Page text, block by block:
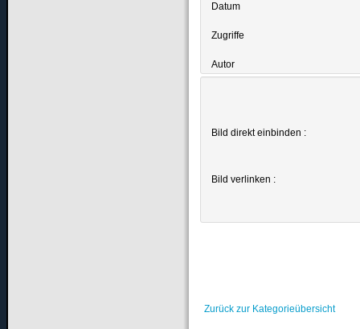
Datum
Zugriffe
Autor
Bild direkt einbinden :
Bild verlinken :
Zurück zur Kategorieübersicht